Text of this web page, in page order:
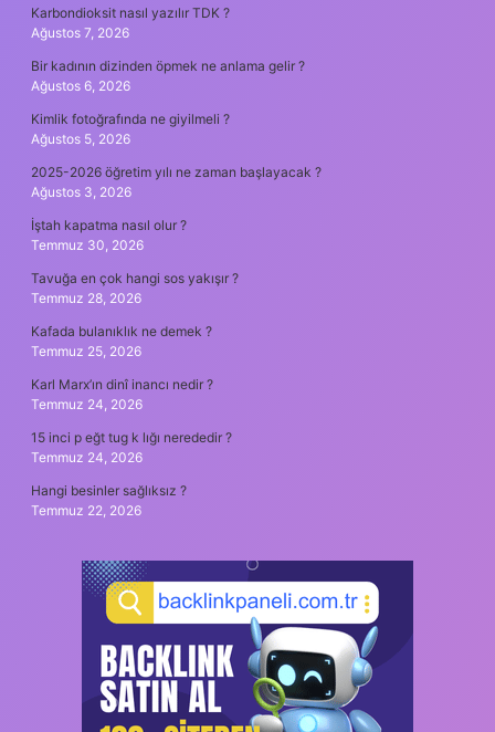
Karbondioksit nasıl yazılır TDK ?
Ağustos 7, 2026
Bir kadının dizinden öpmek ne anlama gelir ?
Ağustos 6, 2026
Kimlik fotoğrafında ne giyilmeli ?
Ağustos 5, 2026
2025-2026 öğretim yılı ne zaman başlayacak ?
Ağustos 3, 2026
İştah kapatma nasıl olur ?
Temmuz 30, 2026
Tavuğa en çok hangi sos yakışır ?
Temmuz 28, 2026
Kafada bulanıklık ne demek ?
Temmuz 25, 2026
Karl Marx’ın dinî inancı nedir ?
Temmuz 24, 2026
15 inci p eğt tug k lığı nerededir ?
Temmuz 24, 2026
Hangi besinler sağlıksız ?
Temmuz 22, 2026